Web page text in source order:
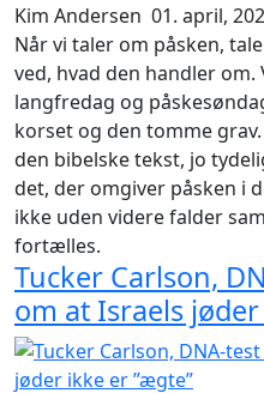
Kim Andersen 01. april,
Når vi taler om påsken,
ved, hvad den handler
langfredag og
korset og den tomme
den bibelske tekst, jo
det, der omgiver påsken i
ikke uden videre falder
fortælles.
Tucker Carlson,
om at Israels